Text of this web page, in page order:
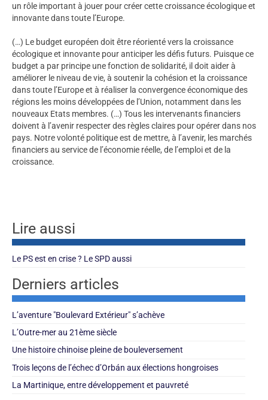
un rôle important à jouer pour créer cette croissance écologique et
innovante dans toute l’Europe.
(…) Le budget européen doit être réorienté vers la croissance
écologique et innovante pour anticiper les défis futurs. Puisque ce
budget a par principe une fonction de solidarité, il doit aider à
améliorer le niveau de vie, à soutenir la cohésion et la croissance
dans toute l’Europe et à réaliser la convergence économique des
régions les moins développées de l’Union, notamment dans les
nouveaux Etats membres. (…) Tous les intervenants financiers
doivent à l’avenir respecter des règles claires pour opérer dans nos
pays. Notre volonté politique est de mettre, à l’avenir, les marchés
financiers au service de l’économie réelle, de l’emploi et de la
croissance.
Lire aussi
Le PS est en crise ? Le SPD aussi
Derniers articles
L’aventure "Boulevard Extérieur" s’achève
L’Outre-mer au 21ème siècle
Une histoire chinoise pleine de bouleversement
Trois leçons de l’échec d’Orbán aux élections hongroises
La Martinique, entre développement et pauvreté